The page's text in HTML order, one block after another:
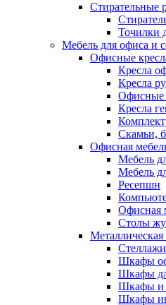
Стирательные
Точилки
Мебель для офиса и
Офисные
Кресла
Кресла
Офисные
Кресла
Скамьи,
Офисная
Мебель
Мебель
Ресепшн
Офисная
Столы
Металлическая
Стеллажи
Шкафы
Шкафы
Шкафы и
Шкафы